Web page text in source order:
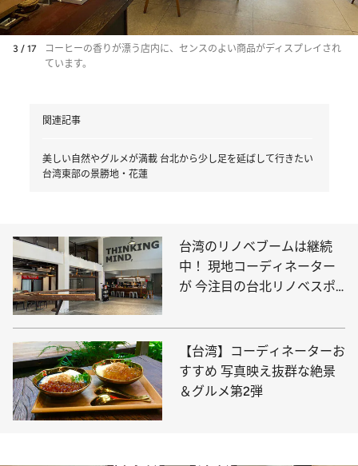
3 / 17
コーヒーの香りが漂う店内に、センスのよい商品がディスプレイされ
ています。
関連記事
美しい自然やグルメが満載 台北から少し足を延ばして行きたい
台湾東部の景勝地・花蓮
台湾のリノベブームは継続
中！ 現地コーディネーター
が 今注目の台北リノベスポ
【台湾】コーディネーターお
すすめ 写真映え抜群な絶景
＆グルメ第2弾